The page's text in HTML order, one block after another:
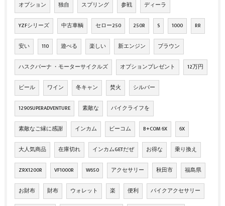
オプション 独自 スプリング 参戦 ディーラ
YZFシリーズ 中古車輌 セロー250 250R S 1000 RR
安い 110 遊べる 楽しい 新エンジン ブラウン
ハスクバーナ ・モーターサイクルズ オプションプレゼント 12万円
ビール ワイン 冬キャン 焚火 シルバー
1290SUPERADVENTURE 素敵な バイクライフを
素敵なご縁に感謝 インカム ビーコム B+COM 6X 6X
大人気商品 在庫切れ インカムGETだぜ お得な 乗り換え
ZRX1200R VF1000R W650 アクセサリー 秋田市 福島県
お財布 財布 ウォレット 楽 便利 バイクアクセサリー